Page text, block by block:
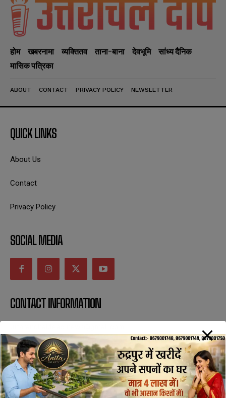
होम खबरनामा व्यक्तितव ताना-बाना देवभूमि
सांध्य दैनिक
मासिक पत्रिका
ABOUT CONTACT PRIVACY POLICY NEWSLETTER
QUICK LINKS
About Us
Contact
Privacy Policy
SOCIAL MEDIA
CONTACT INFORMATION
SUBSCRIBE NOW